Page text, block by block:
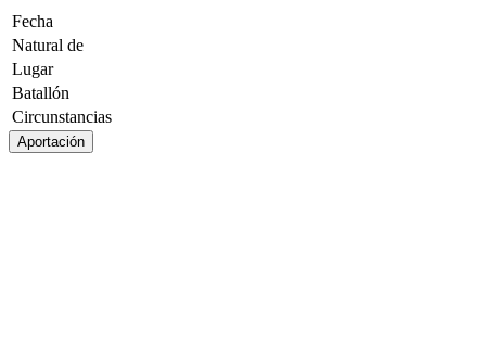
Fecha
Natural de
Lugar
Batallón
Circunstancias